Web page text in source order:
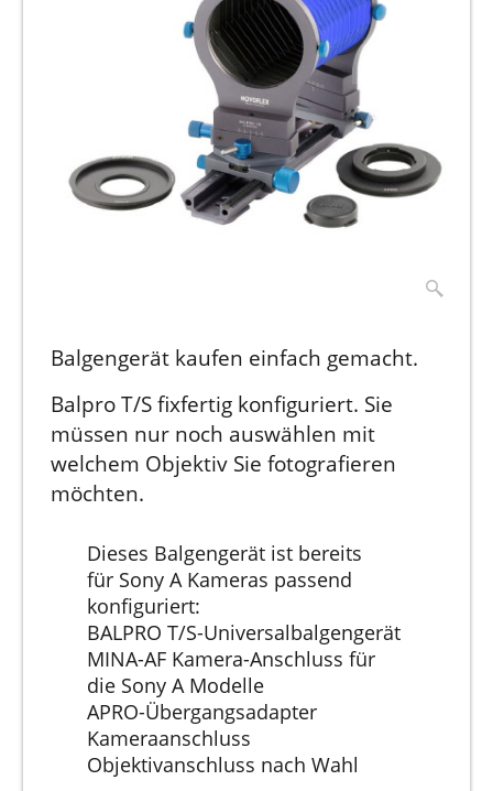
Balgengerät kaufen einfach gemacht.
Balpro T/S fixfertig konfiguriert. Sie
müssen nur noch auswählen mit
welchem Objektiv Sie fotografieren
möchten.
Dieses Balgengerät ist bereits
für Sony A Kameras passend
konfiguriert:
BALPRO T/S-Universalbalgengerät
MINA-AF Kamera-Anschluss für
die Sony A Modelle
APRO-Übergangsadapter
Kameraanschluss
Objektivanschluss nach Wahl